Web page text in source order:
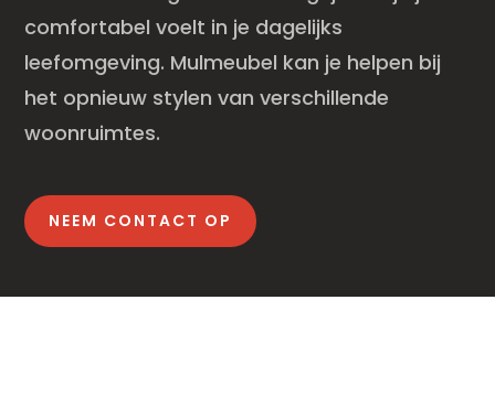
comfortabel voelt in je dagelijks
leefomgeving. Mulmeubel kan je helpen bij
het opnieuw stylen van verschillende
woonruimtes.
NEEM CONTACT OP